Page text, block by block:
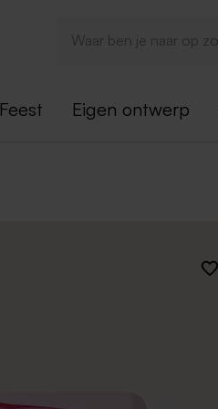
Feest Eigen ontwerp